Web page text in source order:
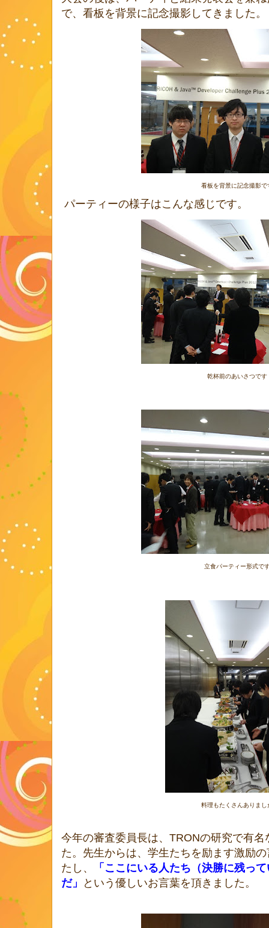
で、看板を背景に記念撮影してきました。
看板を背景に記念撮影で
パーティーの様子はこんな感じです。
乾杯前のあいさつです
立食パーティー形式で
料理もたくさんありまし
今年の審査委員長は、TRONの研究で有
た。先生からは、学生たちを励ます激励
たし、
「ここにいる人たち（決勝に残っ
だ」
という優しいお言葉を頂きました。